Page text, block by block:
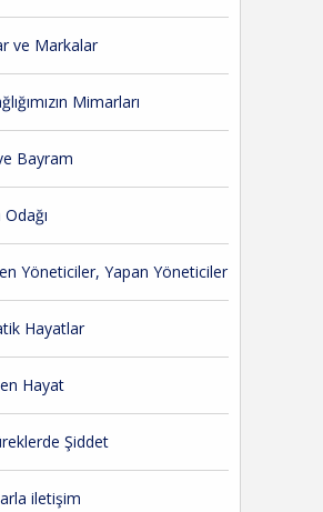
ve Markalar
Mimarları
Bayram
Yöneticiler, Yapan Yöneticiler
Hayatlar
Hayat
Şiddet
iletişim